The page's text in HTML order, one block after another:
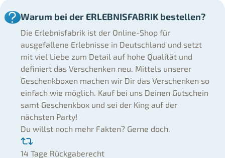
Warum bei der ERLEBNISFABRIK bestellen?
Die Erlebnisfabrik ist der Online-Shop für
ausgefallene Erlebnisse in Deutschland und setzt
mit viel Liebe zum Detail auf hohe Qualität und
definiert das Verschenken neu. Mittels unserer
Geschenkboxen machen wir Dir das Verschenken so
einfach wie möglich. Kauf bei uns Deinen Gutschein
samt Geschenkbox und sei der King auf der
nächsten Party!
Du willst noch mehr Fakten? Gerne doch.
14 Tage Rückgaberecht